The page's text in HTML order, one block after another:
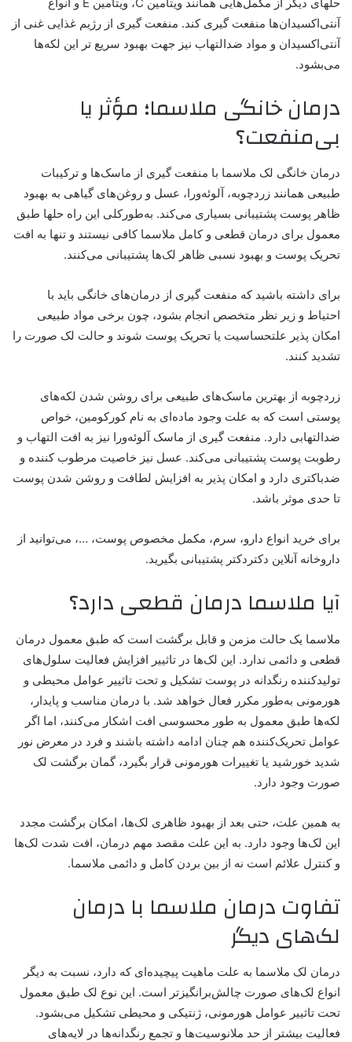
آنتی‌اکسیدان‌ها منفعت گیری کند. منفعت گیری از رژیم غذایی غنی از
آنتی‌اکسیدان‌ و مواد ضدالتهاب‌ نیز جهت بهبود سریع تر این لکه‌ها
می‌بشود.
درمان خانگی ملاسما؛ مؤثر یا
بی‌منفعت؟
درمان خانگی لک ملاسما با منفعت گیری از ماسک‌ها و ترکیبات
طبیعی همانند زردچوبه، آلوئه‌ورا، عسل و روغن‌های گیاهی به بهبود
ظاهر پوست پشتیبانی بسیاری می‌کند. به‌طورکلی این راه حلها طبق
معمول برای درمان قطعی و کامل ملاسما کافی نیستند و تنها به افت
تحریک پوست و بهبود نسبی ظاهر لک‌ها پشتیبانی می‌کنند.
برای داشته باشید که منفعت گیری از درمان‌های خانگی باید با
احتیاط و زیر نظر متخصص انجام بشود، چون برخی مواد طبیعی
امکان پذیر علتحساسیت یا تحریک پوست شوند و حالت لک صورت را
تشدید کنند.
زردچوبه از بهترین ماسک‌های طبیعی برای روشن شدن لکه‌های
پوستی است که به علت وجود ماده‌ای به نام کورکومین، خواص
ضدالتهابی دارد. منفعت گیری از ماسک آلوئه‌ورا نیز به افت التهاب و
رطوبت پوست پشتیبانی می‌کند. عسل نیز خاصیت مرطوب کننده و
ضدباکتری دارد و امکان پذیر به افزایش لطافت و روشن شدن پوست
تا حدی موثر باشد.
برای خرید انواع دارو، سرم، مکمل مخصوص پوست، …، می‌توانید از
داروخانه آنلاین دکتردکتر پشتیبانی بگیرید.
آیا ملاسما درمان قطعی دارد؟
ملاسما یک حالت مزمن و قابل برگشت است که طبق معمول درمان
قطعی و دائمی ندارد. این لک‌ها در تاثییر افزایش فعالیت سلول‌های
تولیدکننده رنگدانه در پوست تشکیل و تحت تاثییر عوامل محیطی و
هورمونی به‌طور مکرر فعال خواهد شد. با درمان مناسب و پایدار،
لکه‌ها طبق معمول به ‌طور محسوسی افت اشکار می‌کنند، اما اگر
عوامل تحریک‌کننده هم چنان ادامه داشته باشند و فرد در معرض نور
شدید خورشید یا تغییرات هورمونی قرار بگیرد، گمان برگشت لک
صورت وجود دارد.
به همین علت، حتی بعد از بهبود ظاهری لک‌ها، امکان برگشت مجدد
این لک‌ها وجود دارد. به این علت مقصد مهم درمان، افت شدت لک‌ها
و کنترل علائم است نه از بین بردن کامل و دائمی ملاسما.
تفاوت درمان ملاسما با درمان
لک‌های دیگر
درمان لک ملاسما به علت ماهیت پیچیده‌ای که دارد، نسبت به دیگر
انواع لک‌های صورت چالش‌برانگیزتر است. این نوع لک طبق معمول
تحت تاثییر عوامل هورمونی، ژنتیکی و محیطی تشکیل می‌بشود.
فعالیت بیشتر از حد ملانوسیت‌ها و تجمع رنگدانه‌ها در لایه‌های